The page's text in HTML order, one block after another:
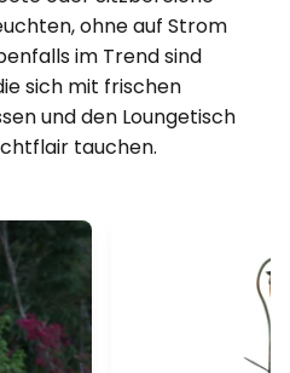
ohne auf Strom
im Trend sind
sich mit frischen
und den Loungetisch
tauchen.